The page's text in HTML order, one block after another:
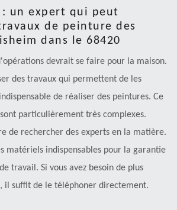
: un expert qui peut
de peinture des
dans le 68420
devrait se faire pour la maison.
des travaux qui permettent de les
de réaliser des peintures. Ce
particulièrement très complexes.
de rechercher des experts en la matière.
matériels indispensables pour la garantie
travail. Si vous avez besoin de plus
il suffit de le téléphoner directement.